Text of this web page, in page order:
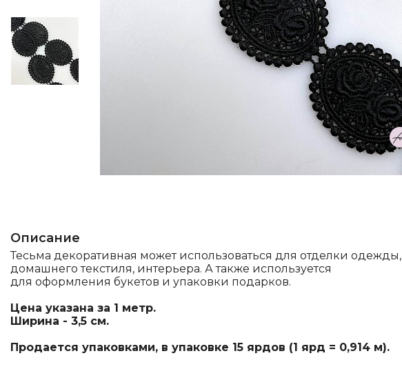
Описание
Тесьма декоративная может использоваться для отделки одежды,
домашнего текстиля, интерьера. А также используется
для оформления букетов и упаковки подарков.
Цена указана за 1 метр.
Ширина - 3,5 см.
Продается упаковками, в упаковке 15 ярдов (1 ярд = 0,914 м).